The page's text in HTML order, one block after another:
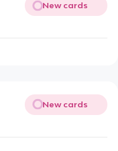
New cards
New cards